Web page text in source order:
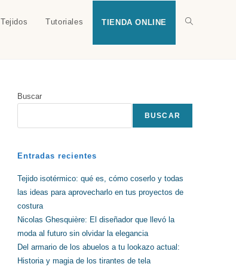
Tejidos Tutoriales TIENDA ONLINE Alternar
Buscar
BUSCAR
Entradas recientes
Tejido isotérmico: qué es, cómo coserlo y todas
las ideas para aprovecharlo en tus proyectos de
costura
Nicolas Ghesquière: El diseñador que llevó la
moda al futuro sin olvidar la elegancia
Del armario de los abuelos a tu lookazo actual:
Historia y magia de los tirantes de tela